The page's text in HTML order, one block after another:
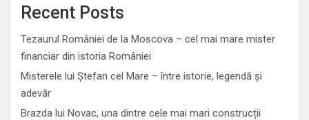
Recent Posts
Tezaurul României de la Moscova – cel mai mare mister
financiar din istoria României
Misterele lui Ștefan cel Mare – între istorie, legendă și
adevăr
Brazda lui Novac, una dintre cele mai mari construcții